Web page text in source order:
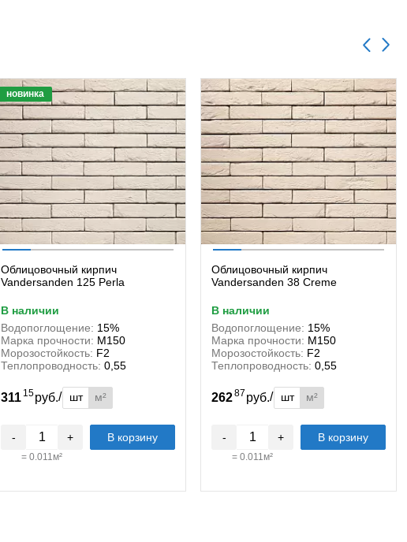
новинка
Облицовочный кирпич
Vandersanden 125 Perla
в наличии
Водопоглощение: 15%
Марка прочности: М150
Морозостойкость: F2
Теплопроводность: 0,55
311 15руб./ шт м²
- +
= 0.011м²
В корзину
Облицовочный кирпич
Vandersanden 38 Creme
в наличии
Водопоглощение: 15%
Марка прочности: М150
Морозостойкость: F2
Теплопроводность: 0,55
26287руб./ шт м²
- +
= 0.011м²
В корзину